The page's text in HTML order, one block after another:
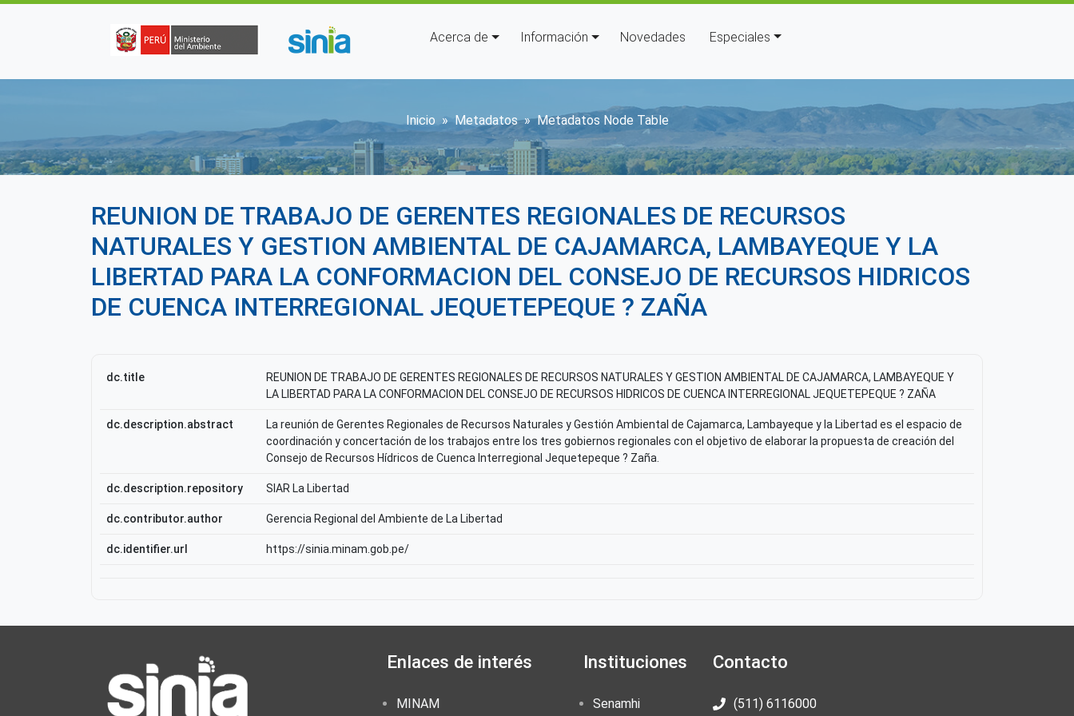
Navegación principal
Acerca de Información Novedades Especiales
Sobrescribir enlaces de ayuda a la navegación
Inicio Metadatos Metadatos Node Table
REUNION DE TRABAJO DE GERENTES REGIONALES DE RECURSOS
NATURALES Y GESTION AMBIENTAL DE CAJAMARCA, LAMBAYEQUE Y LA
LIBERTAD PARA LA CONFORMACION DEL CONSEJO DE RECURSOS HIDRICOS
DE CUENCA INTERREGIONAL JEQUETEPEQUE ? ZAÑA
dc.title
REUNION DE TRABAJO DE GERENTES REGIONALES DE RECURSOS NATURALES Y GESTION AMBIENTAL DE CAJAMARCA, LAMBAYEQUE Y
LA LIBERTAD PARA LA CONFORMACION DEL CONSEJO DE RECURSOS HIDRICOS DE CUENCA INTERREGIONAL JEQUETEPEQUE ? ZAÑA
dc.description.abstract
La reunión de Gerentes Regionales de Recursos Naturales y Gestión Ambiental de Cajamarca, Lambayeque y la Libertad es el espacio de
coordinación y concertación de los trabajos entre los tres gobiernos regionales con el objetivo de elaborar la propuesta de creación del
Consejo de Recursos Hídricos de Cuenca Interregional Jequetepeque ? Zaña.
dc.description.repository SIAR La Libertad
dc.contributor.author Gerencia Regional del Ambiente de La Libertad
dc.identifier.url https://sinia.minam.gob.pe/
Enlaces de interés
MINAM
Instituciones
Senamhi
Contacto
(511) 6116000